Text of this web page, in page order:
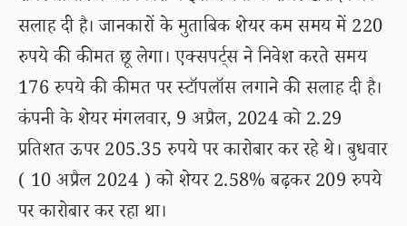
सलाह दी है। जानकारों के मुताबिक शेयर कम समय में 220
रुपये की कीमत छू लेगा। एक्सपर्ट्स ने निवेश करते समय
176 रुपये की कीमत पर स्टॉपलॉस लगाने की सलाह दी है।
कंपनी के शेयर मंगलवार, 9 अप्रैल, 2024 को 2.29
प्रतिशत ऊपर 205.35 रुपये पर कारोबार कर रहे थे। बुधवार
( 10 अप्रैल 2024 ) को शेयर 2.58% बढ़कर 209 रुपये
पर कारोबार कर रहा था।